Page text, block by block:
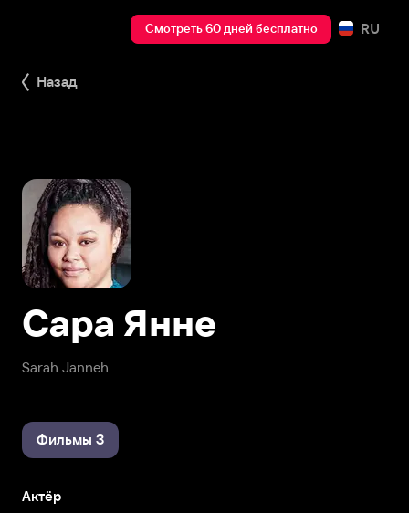
Смотреть 60 дней бесплатно RU
Назад
Sarah Janneh
Сара Янне
Фильмы 3
Актёр